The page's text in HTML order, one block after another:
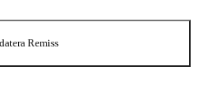
Remiss